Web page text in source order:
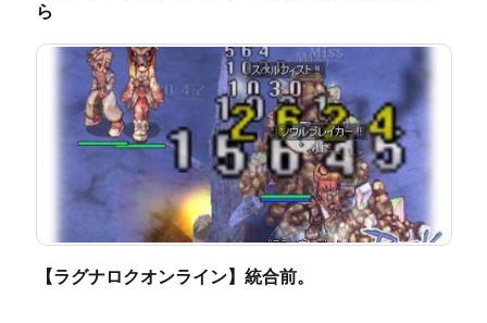
ら
【ラグナロクオンライン】統合前。